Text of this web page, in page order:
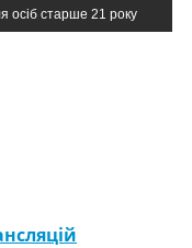
осіб старше 21 року